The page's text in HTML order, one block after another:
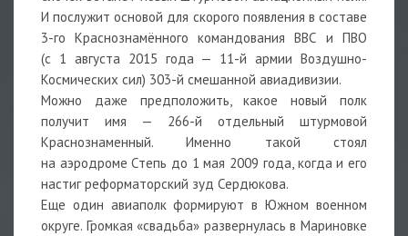
И послужит основой для скорого появления в составе
3-го Краснознамённого командования ВВС и ПВО
(с 1 августа 2015 года — 11-й армии Воздушно-
Космических сил) 303-й смешанной авиадивизии.
Можно даже предположить, какое новый полк
получит имя — 266-й отдельный штурмовой
Краснознаменный. Именно такой стоял
на аэродроме Степь до 1 мая 2009 года, когда и его
настиг реформаторский зуд Сердюкова.
Еще один авиаполк формируют в Южном военном
округе. Громкая «свадьба» развернулась в Мариновке